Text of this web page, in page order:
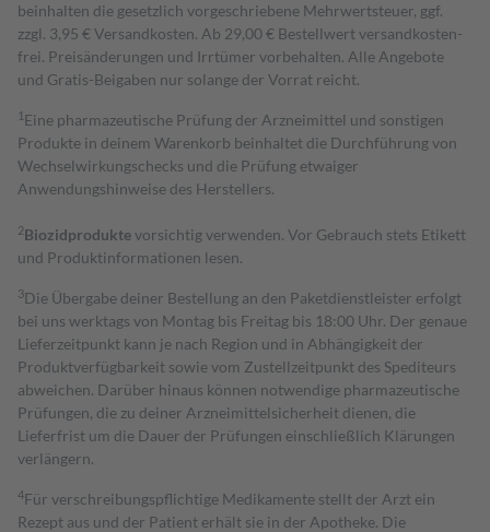
beinhalten die gesetzlich vorgeschriebene Mehrwertsteuer, ggf.
zzgl. 3,95 € Versandkosten. Ab 29,00 € Bestell­wert versand­kosten­
frei. Preisänderungen und Irrtümer vorbehalten. Alle Angebote
und Gratis-Beigaben nur solange der Vorrat reicht.
1 Eine pharmazeutische Prüfung der Arzneimittel und sonstigen
Produkte in deinem Warenkorb beinhaltet die Durchführung von
Wechselwirkungschecks und die Prüfung etwaiger
Anwendungshinweise des Herstellers.
2Biozidproduktevorsichtig verwenden. Vor Gebrauch stets Etikett
und Produktinformationen lesen.
3Die Übergabe deiner Bestellung an den Paketdienstleister erfolgt
bei uns werktags von Montag bis Freitag bis 18:00 Uhr. Der genaue
Lieferzeitpunkt kann je nach Region und in Abhängigkeit der
Produktverfügbarkeit sowie vom Zustellzeitpunkt des Spediteurs
abweichen. Darüber hinaus können notwendige pharmazeutische
Prüfungen, die zu deiner Arzneimittelsicherheit dienen, die
Lieferfrist um die Dauer der Prüfungen einschließlich Klärungen
verlängern.
4Für verschreibungspflichtige Medikamente stellt der Arzt ein
Rezept aus und der Patient erhält sie in der Apotheke. Die